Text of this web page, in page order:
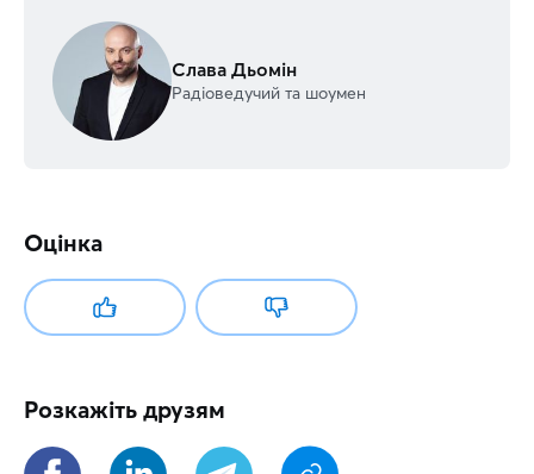
Слава Дьомін
Радіоведучий та шоумен
Оцінка
Розкажіть друзям